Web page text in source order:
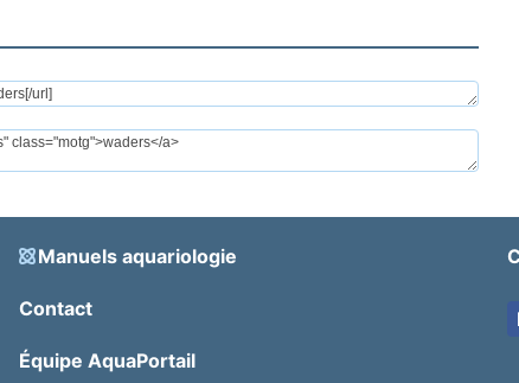
Manuels aquariologie
Contact
Équipe AquaPortail